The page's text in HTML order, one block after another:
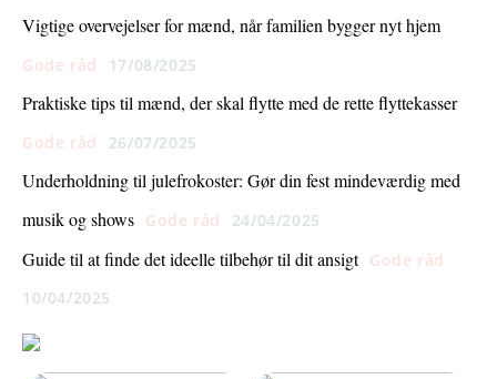
Vigtige overvejelser for mænd, når familien bygger nyt hjem
Gode råd 17/08/2025
Praktiske tips til mænd, der skal flytte med de rette flyttekasser
Gode råd 26/07/2025
Underholdning til julefrokoster: Gør din fest mindeværdig med
musik og shows Gode råd 24/04/2025
Guide til at finde det ideelle tilbehør til dit ansigt Gode råd
10/04/2025